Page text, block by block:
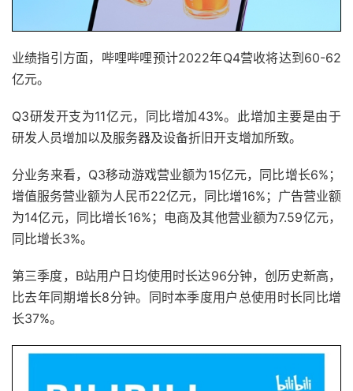
业绩指引方面，哔哩哔哩预计2022年Q4营收将达到60-62
亿元。
Q3研发开支为11亿元，同比增加43%。此增加主要是由于
研发人员增加以及服务器及设备折旧开支增加所致。
分业务来看，Q3移动游戏营业额为15亿元，同比增长6%；
增值服务营业额为人民币22亿元，同比增16%；广告营业额
为14亿元，同比增长16%；电商及其他营业额为7.59亿元，
同比增长3%。
第三季度，B站用户日均使用时长达96分钟，创历史新高，
比去年同期增长8分钟。同时本季度用户总使用时长同比增
长37%。